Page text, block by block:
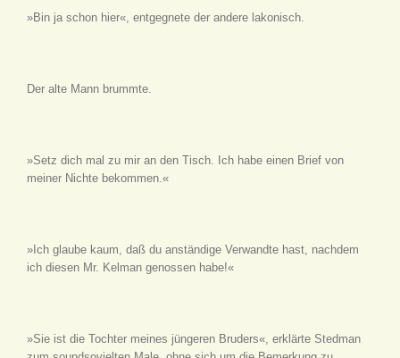
»Bin ja schon hier«, entgegnete der andere lakonisch.
Der alte Mann brummte.
»Setz dich mal zu mir an den Tisch. Ich habe einen Brief von
meiner Nichte bekommen.«
»Ich glaube kaum, daß du anständige Verwandte hast, nachdem
ich diesen Mr. Kelman genossen habe!«
»Sie ist die Tochter meines jüngeren Bruders«, erklärte Stedman